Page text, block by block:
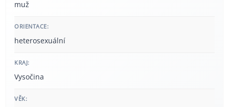
muž
ORIENTACE:
heterosexuální
KRAJ:
Vysočina
VĚK: